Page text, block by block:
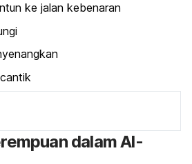
ke jalan kebenaran
dalam Al-